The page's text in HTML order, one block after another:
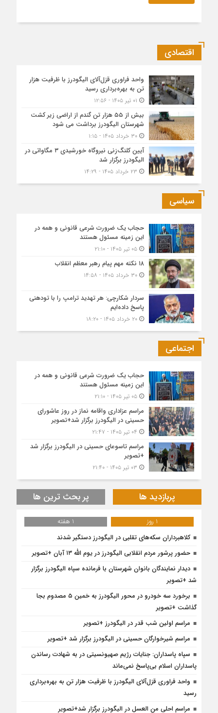
اقتصادی
واحد فراوری قزل‌آلای الیگودرز با ظرفیت هزار
تن به بهره‌برداری رسید
بیش از ۵۵ هزار تن گندم از اراضی زیر کشت
شهرستان الیگودرز برداشت می شود
۳۰ خرداد ۱۴۰۵ - ۱:۱۵
آیین کلنگ‌زنی نیروگاه خورشیدی ۳ مگاواتی در
الیگودرز برگزار شد
سیاسی
حجاب یک ضرورت شرعی قانونی و همه در
این زمینه مسئول هستند
۰۵ تیر ۱۴۰۵ - ۲۱:۱۰
۱۸ نکته مهم پیام رهبر معظم انقلاب
۳۰ خرداد ۱۴۰۵ - ۱۴:۵۸
سردار شکارچی: هر تهدید ترامپ را با تودهنی
پاسخ داده‌ایم
۲۰ خرداد ۱۴۰۵ - ۱۸:۲۰
اجتماعی
حجاب یک ضرورت شرعی قانونی و همه در
این زمینه مسئول هستند
۰۵ تیر ۱۴۰۵ - ۲۱:۱۰
مراسم عزاداری واقامه نماز در روز عاشورای
حسینی در الیگودرز برگزار شد+تصویر
مراسم تاسوعای حسینی در الیگودرز برگزار شد
+تصویر
پربازدید ها پر بحث ترین ها
1 روز
1 هفته
کلاهبرداران سکه‌های تقلبی در الیگودرز دستگیر شدند
حضور پرشور مردم انقلابی الیگودرز در یوم الله ۱۳ آبان +تصویر
دیدار نمایندگان بانوان شهرستان با فرمانده سپاه الیگودرز برگزار
شد +تصویر
برخورد سه خودرو در محور الیگودرز به خمین ۵ مصدوم بجا
گذاشت +تصویر
مراسم اولین شب قدر در الیگودرز +تصویر
مراسم شیرخوارگان حسینی در الیگودرز برگزار شد +تصویر
سپاه پاسداران: جنایات رژیم صهیونسیتی در به شهادت رساندن
پاسداران اسلام بی‌پاسخ نمی‌ماند
واحد فراوری قزل‌آلای الیگودرز با ظرفیت هزار تن به بهره‌برداری
رسید
مراسم احلی من العسل در الیگودرز برگزار شد+تصویر